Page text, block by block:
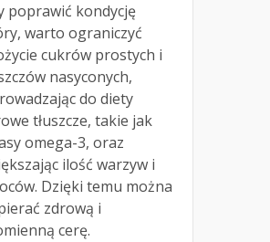
poprawić kondycję
warto ograniczyć
cukrów prostych i
nasyconych,
do diety
tłuszcze, takie jak
omega-3, oraz
ilość warzyw i
Dzięki temu można
zdrową i
cerę.